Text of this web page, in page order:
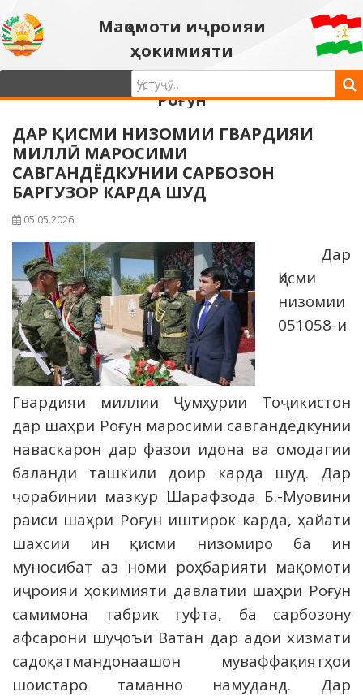
Мақомоти иҷроияи
ҳокимияти
давлатии шаҳри
Роғун
ДАР ҚИСМИ НИЗОМИИ ГВАРДИЯИ
МИЛЛӢ МАРОСИМИ
САВГАНДЁДКУНИИ САРБОЗОН
БАРГУЗОР КАРДА ШУД
05.05.2026
Дар
Қисми
низомии
051058-и
Гвардияи миллии Ҷумҳурии Тоҷикистон
дар шаҳри Роғун маросими савгандёдкунии
наваскарон дар фазои идона ва омодагии
баланди ташкили доир карда шуд. Дар
чорабинии мазкур Шарафзода Б.-Муовини
раиси шаҳри Роғун иштирок карда, ҳайати
шахсии ин қисми низомиро ба ин
муносибат аз номи роҳбарияти мақомоти
иҷроияи ҳокимияти давлатии шаҳри Роғун
самимона табрик гуфта, ба сарбозону
афсарони шуҷоъи Ватан дар адои хизмати
садоқатмандонаашон муваффақиятҳои
шоистаро таманно намуданд. Дар